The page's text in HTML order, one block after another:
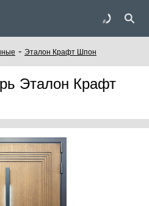
- Эталон Крафт Шпон
Эталон Крафт